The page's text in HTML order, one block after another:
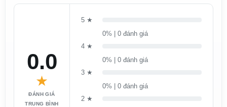
0.0
★
ĐÁNH GIÁ
TRUNG BÌNH
5 ★
0% | 0 đánh giá
4 ★
0% | 0 đánh giá
3 ★
0% | 0 đánh giá
2 ★